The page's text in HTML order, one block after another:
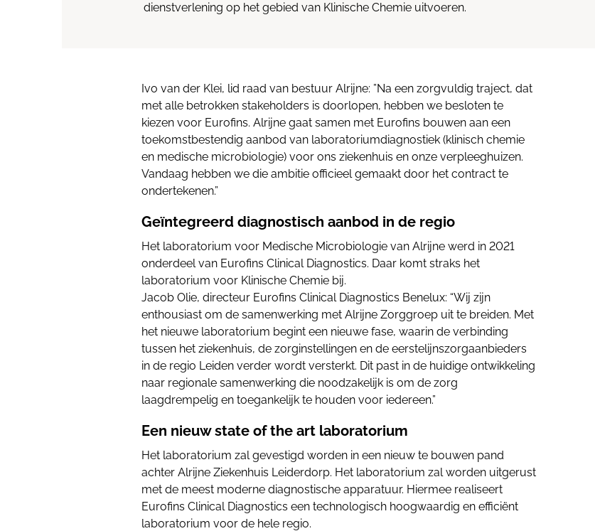
dienstverlening op het gebied van Klinische Chemie uitvoeren.
Ivo van der Klei, lid raad van bestuur Alrijne: ”Na een zorgvuldig traject, dat
met alle betrokken stakeholders is doorlopen, hebben we besloten te
kiezen voor Eurofins. Alrijne gaat samen met Eurofins bouwen aan een
toekomstbestendig aanbod van laboratoriumdiagnostiek (klinisch chemie
en medische microbiologie) voor ons ziekenhuis en onze verpleeghuizen.
Vandaag hebben we die ambitie officieel gemaakt door het contract te
ondertekenen.”
Geïntegreerd diagnostisch aanbod in de regio
Het laboratorium voor Medische Microbiologie van Alrijne werd in 2021
onderdeel van Eurofins Clinical Diagnostics. Daar komt straks het
laboratorium voor Klinische Chemie bij.
Jacob Olie, directeur Eurofins Clinical Diagnostics Benelux: “Wij zijn
enthousiast om de samenwerking met Alrijne Zorggroep uit te breiden. Met
het nieuwe laboratorium begint een nieuwe fase, waarin de verbinding
tussen het ziekenhuis, de zorginstellingen en de eerstelijnszorgaanbieders
in de regio Leiden verder wordt versterkt. Dit past in de huidige ontwikkeling
naar regionale samenwerking die noodzakelijk is om de zorg
laagdrempelig en toegankelijk te houden voor iedereen.”
Een nieuw state of the art laboratorium
Het laboratorium zal gevestigd worden in een nieuw te bouwen pand
achter Alrijne Ziekenhuis Leiderdorp. Het laboratorium zal worden uitgerust
met de meest moderne diagnostische apparatuur. Hiermee realiseert
Eurofins Clinical Diagnostics een technologisch hoogwaardig en efficiënt
laboratorium voor de hele regio.